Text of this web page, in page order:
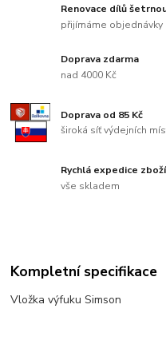
Renovace dílů
přijímáme objednávky
Doprava zdarma
nad 4000 Kč
Doprava od 85 Kč
široká síť výdejních
Rychlá expedice zboží
vše skladem
Kompletní specifikace
Vložka výfuku Simson